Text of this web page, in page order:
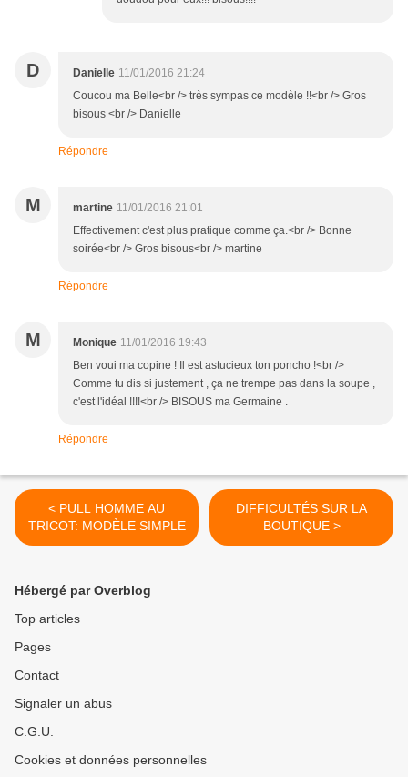
D Danielle 11/01/2016 21:24
Coucou ma Belle<br /> très sympas ce modèle !!<br /> Gros
bisous <br /> Danielle
Répondre
M martine 11/01/2016 21:01
Effectivement c'est plus pratique comme ça.<br /> Bonne
soirée<br /> Gros bisous<br /> martine
Répondre
M Monique 11/01/2016 19:43
Ben voui ma copine ! Il est astucieux ton poncho !<br />
Comme tu dis si justement , ça ne trempe pas dans la soupe ,
c'est l'idéal !!!!<br /> BISOUS ma Germaine .
Répondre
< PULL HOMME AU
TRICOT: MODÈLE SIMPLE
DIFFICULTÉS SUR LA
BOUTIQUE >
Hébergé par Overblog
Top articles
Pages
Contact
Signaler un abus
C.G.U.
Cookies et données personnelles